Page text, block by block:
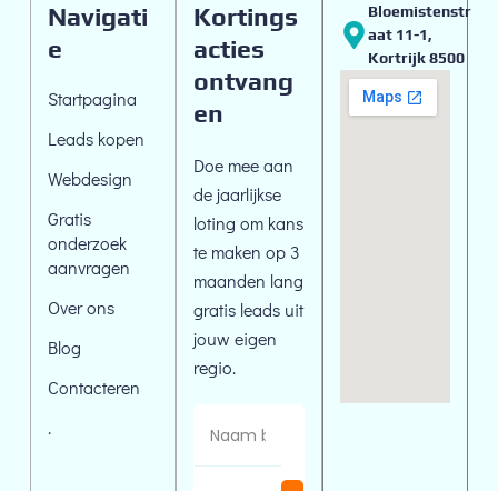
Navigati
e
Startpagina
Leads kopen
Webdesign
Gratis
onderzoek
aanvragen
Over ons
Blog
Contacteren
.
Kortings
acties
ontvang
en
Doe mee aan
de jaarlijkse
loting om kans
te maken op 3
maanden lang
gratis leads uit
jouw eigen
regio.
Bloemistenstr
Aat 11-1,
Kortrijk 8500